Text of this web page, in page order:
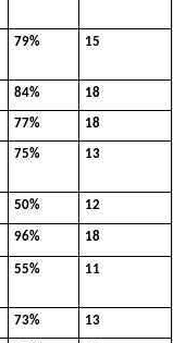
79% 15
84% 18
77% 18
75% 13
50% 12
96% 18
55% 11
73% 13